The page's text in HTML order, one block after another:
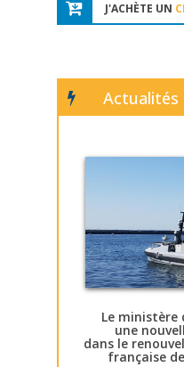
J'ACHÈTE UN
Actualités
Le ministère
une
dans le
française